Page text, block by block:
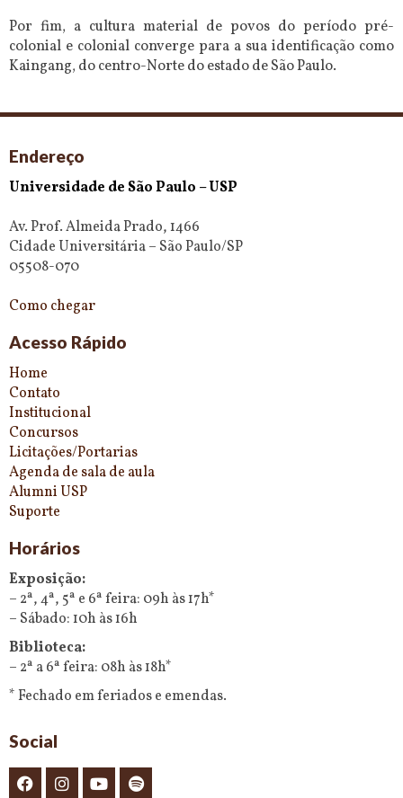
Por fim, a cultura material de povos do período pré-
colonial e colonial converge para a sua identificação como
Kaingang, do centro-Norte do estado de São Paulo.
Endereço
Universidade de São Paulo – USP
Av. Prof. Almeida Prado, 1466
Cidade Universitária – São Paulo/SP
05508-070
Como chegar
Acesso Rápido
Home
Contato
Institucional
Concursos
Licitações/Portarias
Agenda de sala de aula
Alumni USP
Suporte
Horários
Exposição:
– 2ª, 4ª, 5ª e 6ª feira: 09h às 17h*
– Sábado: 10h às 16h
Biblioteca:
– 2ª a 6ª feira: 08h às 18h*
* Fechado em feriados e emendas.
Social